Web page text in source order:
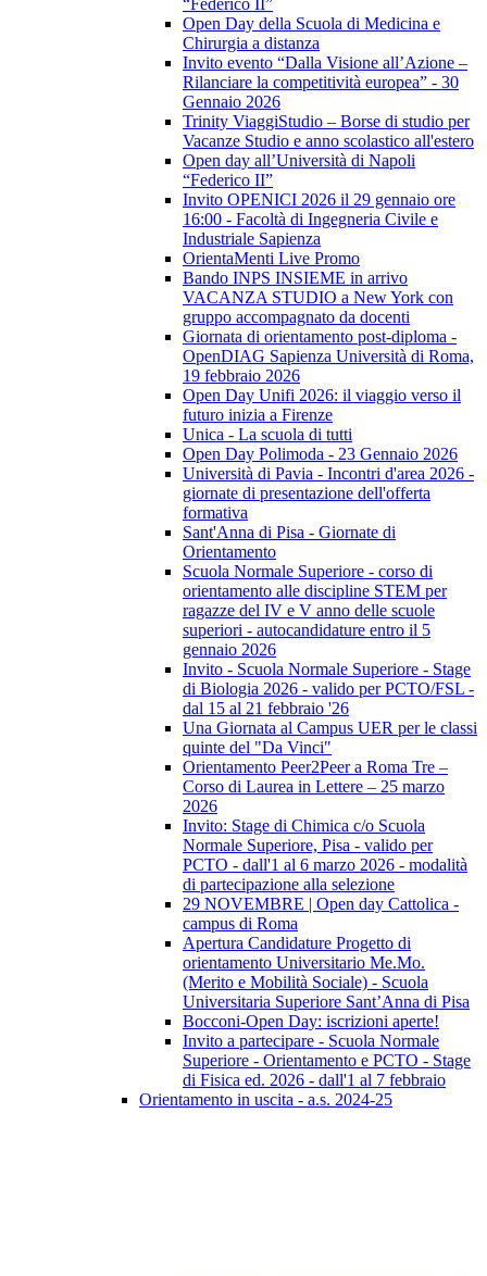
“Federico II”
Open Day della Scuola di Medicina e
Chirurgia a distanza
Invito evento “Dalla Visione all’Azione –
Rilanciare la competitività europea” - 30
Gennaio 2026
Trinity ViaggiStudio – Borse di studio per
Vacanze Studio e anno scolastico all'estero
Open day all’Università di Napoli
“Federico II”
Invito OPENICI 2026 il 29 gennaio ore
16:00 - Facoltà di Ingegneria Civile e
Industriale Sapienza
OrientaMenti Live Promo
Bando INPS INSIEME in arrivo
VACANZA STUDIO a New York con
gruppo accompagnato da docenti
Giornata di orientamento post-diploma -
OpenDIAG Sapienza Università di Roma,
19 febbraio 2026
Open Day Unifi 2026: il viaggio verso il
futuro inizia a Firenze
Unica - La scuola di tutti
Open Day Polimoda - 23 Gennaio 2026
Università di Pavia - Incontri d'area 2026 -
giornate di presentazione dell'offerta
formativa
Sant'Anna di Pisa - Giornate di
Orientamento
Scuola Normale Superiore - corso di
orientamento alle discipline STEM per
ragazze del IV e V anno delle scuole
superiori - autocandidature entro il 5
gennaio 2026
Invito - Scuola Normale Superiore - Stage
di Biologia 2026 - valido per PCTO/FSL -
dal 15 al 21 febbraio '26
Una Giornata al Campus UER per le classi
quinte del "Da Vinci"
Orientamento Peer2Peer a Roma Tre –
Corso di Laurea in Lettere – 25 marzo
2026
Invito: Stage di Chimica c/o Scuola
Normale Superiore, Pisa - valido per
PCTO - dall'1 al 6 marzo 2026 - modalità
di partecipazione alla selezione
29 NOVEMBRE | Open day Cattolica -
campus di Roma
Apertura Candidature Progetto di
orientamento Universitario Me.Mo.
(Merito e Mobilità Sociale) - Scuola
Universitaria Superiore Sant’Anna di Pisa
Bocconi-Open Day: iscrizioni aperte!
Invito a partecipare - Scuola Normale
Superiore - Orientamento e PCTO - Stage
di Fisica ed. 2026 - dall'1 al 7 febbraio
Orientamento in uscita - a.s. 2024-25